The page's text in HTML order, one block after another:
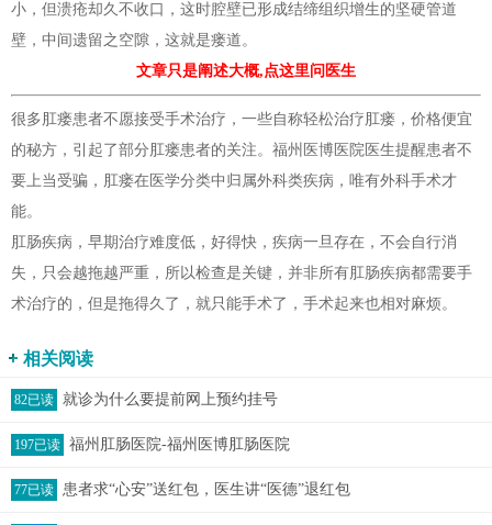
小，但溃疮却久不收口，这时腔壁已形成结缔组织增生的坚硬管道
壁，中间遗留之空隙，这就是瘘道。
文章只是阐述大概,点这里问医生
很多肛瘘患者不愿接受手术治疗，一些自称轻松治疗肛瘘，价格便宜
的秘方，引起了部分肛瘘患者的关注。福州医博医院医生提醒患者不
要上当受骗，肛瘘在医学分类中归属外科类疾病，唯有外科手术才
能。
肛肠疾病，早期治疗难度低，好得快，疾病一旦存在，不会自行消
失，只会越拖越严重，所以检查是关键，并非所有肛肠疾病都需要手
术治疗的，但是拖得久了，就只能手术了，手术起来也相对麻烦。
相关阅读
82已读 就诊为什么要提前网上预约挂号
197已读 福州肛肠医院-福州医博肛肠医院
77已读 患者求“心安”送红包，医生讲“医德”退红包